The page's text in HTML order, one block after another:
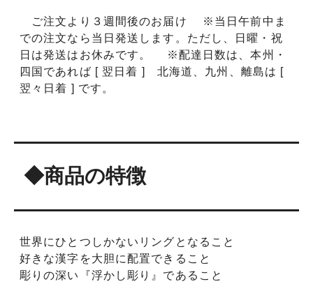
#29.5
#30
ご注文より３週間後のお届け ※当日午前中ま
での注文なら当日発送します。ただし、日曜・祝
日は発送はお休みです。 ※配達日数は、本州・
四国であれば [ 翌日着 ] 北海道、九州、離島は [
翌々日着 ] です。
◆商品の特徴
世界にひとつしかないリングとなること
好きな漢字を大胆に配置できること
彫りの深い『浮かし彫り』であること